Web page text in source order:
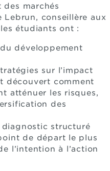
marchés
Lebrun, conseillère aux
étudiants ont :
développement
sur l’impact
découvert comment
atténuer les risques,
des
structuré
de départ le plus
l’intention à l’action